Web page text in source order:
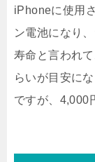
iPhoneに使用
ン電池になり
寿命と言われ
らいが目安に
ですが、4,000